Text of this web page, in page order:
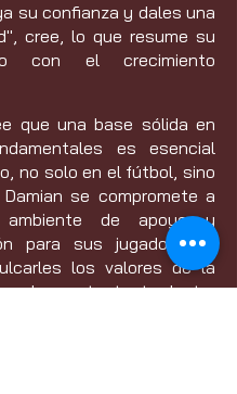
su confianza y dales una
cree, lo que resume su
con el crecimiento
que una base sólida en
es esencial
no solo en el fútbol, sino
se compromete a
de apoyo y
para sus jugadores y
los valores de la
y el respeto, tanto dentro